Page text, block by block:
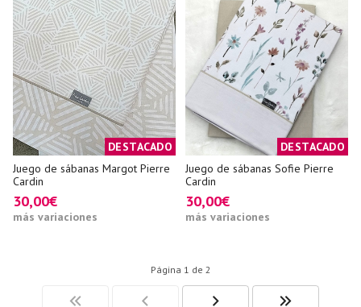
DESTACADO
Juego de sábanas Margot Pierre
Cardin
30,00€
más variaciones
DESTACADO
Juego de sábanas Sofie Pierre
Cardin
30,00€
más variaciones
Página 1 de 2